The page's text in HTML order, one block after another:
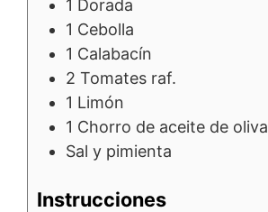
1 Dorada
1 Cebolla
1 Calabacín
2 Tomates raf.
1 Limón
1 Chorro de aceite de oliva
Sal y pimienta
Instrucciones